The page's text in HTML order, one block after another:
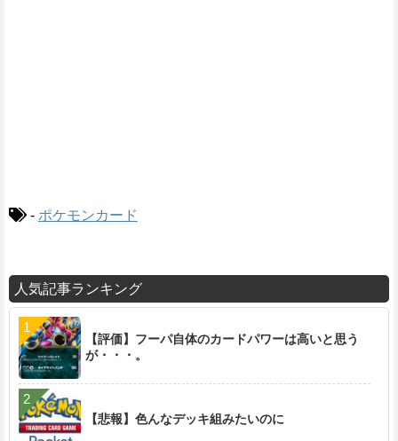
- ポケモンカード
人気記事ランキング
【評価】フーパ自体のカードパワーは高いと思う
が・・・。
【悲報】色んなデッキ組みたいのに